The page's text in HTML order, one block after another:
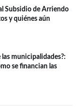
Subsidio de Arriendo
y quiénes aún
las municipalidades?:
se financian las